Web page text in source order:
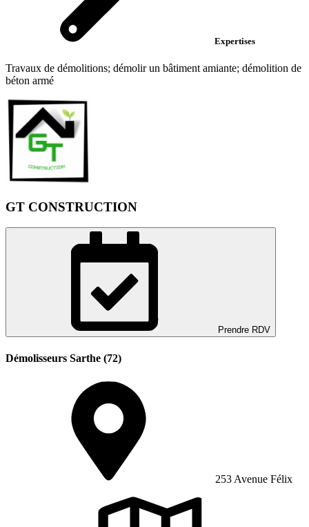
Expertises
Travaux de démolitions; démolir un bâtiment amiante; démolition de
béton armé
GT CONSTRUCTION
Prendre RDV
Démolisseurs Sarthe (72)
253 Avenue Félix